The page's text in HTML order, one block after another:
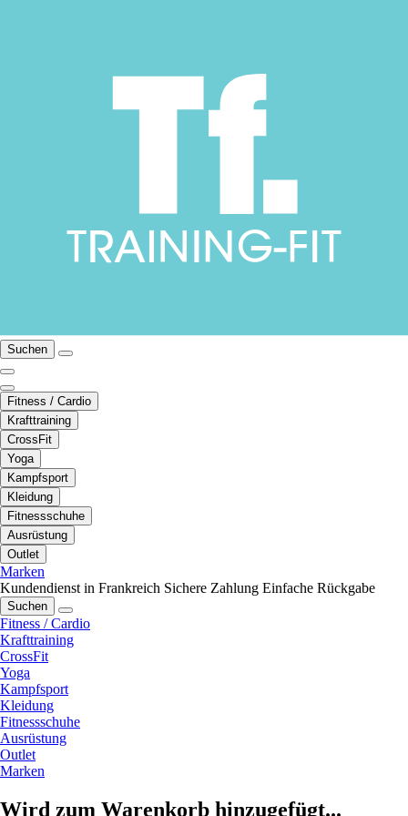
Suchen
Fitness / Cardio
Krafttraining
CrossFit
Yoga
Kampfsport
Kleidung
Fitnessschuhe
Ausrüstung
Outlet
Marken
Kundendienst in Frankreich Sichere Zahlung Einfache Rückgabe
Suchen
Fitness / Cardio
Krafttraining
CrossFit
Yoga
Kampfsport
Kleidung
Fitnessschuhe
Ausrüstung
Outlet
Marken
Wird zum Warenkorb hinzugefügt...